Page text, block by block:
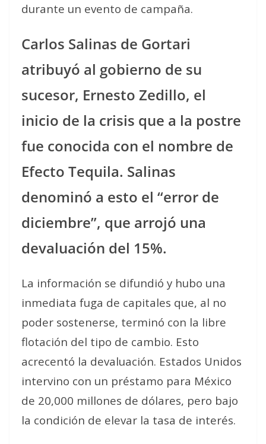
durante un evento de campaña.
Carlos Salinas de Gortari
atribuyó al gobierno de su
sucesor, Ernesto Zedillo, el
inicio de la crisis que a la postre
fue conocida con el nombre de
Efecto Tequila. Salinas
denominó a esto el “error de
diciembre”, que arrojó una
devaluación del 15%.
La información se difundió y hubo una
inmediata fuga de capitales que, al no
poder sostenerse, terminó con la libre
flotación del tipo de cambio. Esto
acrecentó la devaluación. Estados Unidos
intervino con un préstamo para México
de 20,000 millones de dólares, pero bajo
la condición de elevar la tasa de interés.